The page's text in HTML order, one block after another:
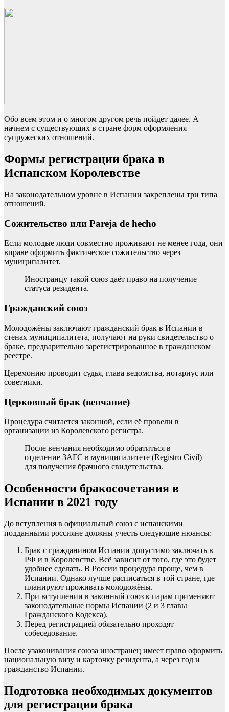
Обо всем этом и о многом другом речь пойдет далее. А
начнем с существующих в стране форм оформления
супружеских отношений.
Формы регистрации брака в
Испанском Королевстве
На законодательном уровне в Испании закреплены три типа
отношений.
Сожительство или Pareja de hecho
Если молодые люди совместно проживают не менее года, они
вправе оформить фактическое сожительство через
муниципалитет.
Иностранцу такой союз даёт право на получение
статуса резидента.
Гражданский союз
Молодожёны заключают гражданский брак в Испании в
стенах муниципалитета, получают на руки свидетельство о
браке, предварительно зарегистрированное в гражданском
реестре.
Церемонию проводит судья, глава ведомства, нотариус или
советники.
Церковный брак (венчание)
Процедура считается законной, если её провели в
организации из Королевского регистра.
После венчания необходимо обратиться в
отделение ЗАГС в муниципалитете (Registro Civil)
для получения брачного свидетельства.
Особенности бракосочетания в
Испании в 2021 году
До вступления в официальный союз с испанскими
подданными россияне должны учесть следующие нюансы:
Брак с гражданином Испании допустимо заключать в
РФ и в Королевстве. Всё зависит от того, где это будет
удобнее сделать. В России процедура проще, чем в
Испании. Однако лучше расписаться в той стране, где
планируют проживать молодожёны.
При вступлении в законный союз к парам применяют
законодательные нормы Испании (2 и 3 главы
Гражданского Кодекса).
Перед регистрацией обязательно проходят
собеседование.
После узаконивания союза иностранец имеет право оформить
национальную визу и карточку резидента, а через год и
гражданство Испании.
Подготовка необходимых документов
для регистрации брака